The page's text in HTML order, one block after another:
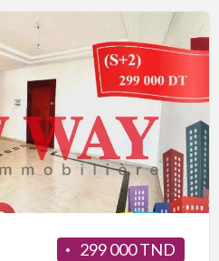
299 000 TND